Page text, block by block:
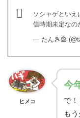
ソシャゲとい
信時期未定な
— たん🎾🎡
ヒメコ
今
で！
も